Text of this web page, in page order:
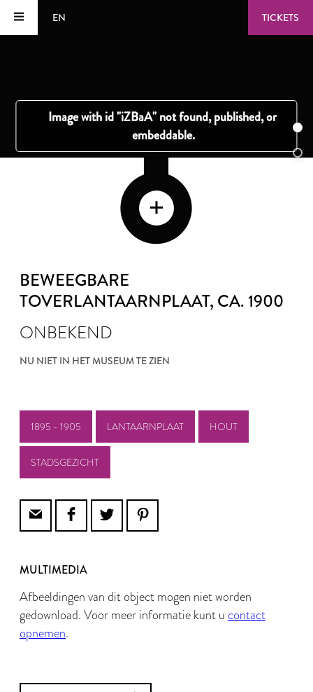
EN TICKETS
BEWEEGBARE
TOVERLANTAARNPLAAT, CA. 1900
ONBEKEND
NU NIET IN HET MUSEUM TE ZIEN
1895 - 1905 LANTAARNPLAAT HOUT
STADSGEZICHT
MULTIMEDIA
Afbeeldingen van dit object mogen niet worden
gedownload. Voor meer informatie kunt u contact
opnemen.